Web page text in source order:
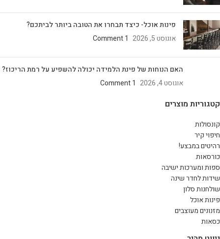
פינות אוכל- כיצד תבחרו את הטובה ביותר לביתכם?
אוגוסט 5, 2026
1 Comment
האם הנוחות של פינת הלמידה יכולה להשפיע על רמת הריכוז?
אוגוסט 4, 2026
1 Comment
קטגוריות מוצרים
קונסולות
חיפוי קיר
רהיטים במבצע!
כורסאות
ספות ומערכות ישיבה
שידות לחדר שינה
שולחנות סלון
פינות אוכל
מזנונים מעוצבים
כסאות